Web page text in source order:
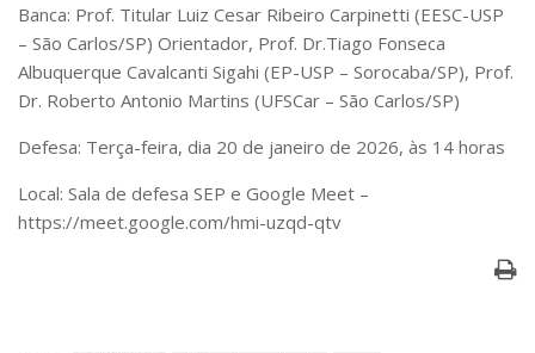
Artes, Cultura e Esportes
Museus e Espaços Interativos
Serviços
Bibliotecas
Apoio ao Estudante
Segurança, Trânsito e Prevenção
RH, Administrativo e Financeiro
Outros serviços
Banca: Prof. Titular Luiz Cesar Ribeiro Carpinetti (EESC-USP
– São Carlos/SP) Orientador, Prof. Dr.Tiago Fonseca
Albuquerque Cavalcanti Sigahi (EP-USP – Sorocaba/SP), Prof.
Dr. Roberto Antonio Martins (UFSCar – São Carlos/SP)
Defesa: Terça-feira, dia 20 de janeiro de 2026, às 14 horas
Local: Sala de defesa SEP e Google Meet –
https://meet.google.com/hmi-uzqd-qtv